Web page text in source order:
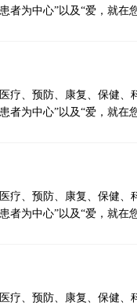
者为中心”以及“爱，就在
疗、预防、康复、保健
者为中心”以及“爱，就在
疗、预防、康复、保健
者为中心”以及“爱，就在
疗、预防、康复、保健